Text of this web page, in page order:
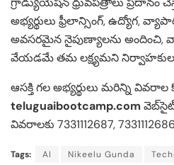
అభ్యర్థులు ఫ్రీలాన్సింగ్, ఉద్యోగ,
అవసరమైన నైపుణ్యాలను అందించి,
వేయడమే తమ లక్ష్యమని నిర్వాహకులు
ఆసక్తి గల అభ్యర్థులు మరిన్ని వివరాల
teluguaibootcamp.com
వివరాలకు 7331112687,
Tags: AI Nikeelu Gunda